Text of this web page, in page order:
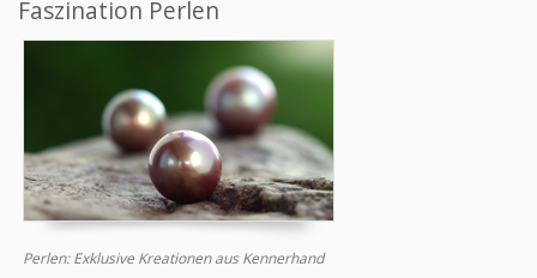
Faszination Perlen
Perlen: Exklusive Kreationen aus Kennerhand